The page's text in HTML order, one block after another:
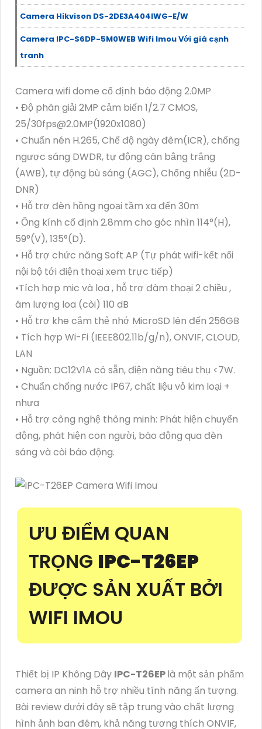
Camera Hikvison DS-2DE3A404IWG-E/W
Camera IPC-S6DP-5M0WEB Wifi Imou Với giá cạnh
tranh
Camera wifi dome cố định báo động 2.0MP
• Độ phân giải 2MP cảm biến 1/2.7 CMOS,
25/30fps@2.0MP(1920x1080)
• Chuẩn nén H.265, Chế độ ngày đêm(ICR), chống
ngược sáng DWDR, tự động cân bằng trắng
(AWB), tự động bù sáng (AGC), Chống nhiễu (2D-
DNR)
• Hỗ trợ đèn hồng ngoại tầm xa đến 30m
• Ống kính cố định 2.8mm cho góc nhìn 114°(H),
59°(V), 135°(D).
• Hỗ trợ chức năng Soft AP (Tự phát wifi-kết nối
nội bộ tới điện thoại xem trực tiếp)
•Tích hợp mic và loa , hỗ trợ đàm thoại 2 chiều ,
âm lượng loa (còi) 110 dB
• Hỗ trợ khe cắm thẻ nhớ MicroSD lên đến 256GB
• Tích hợp Wi-Fi (IEEE802.11b/g/n), ONVIF, CLOUD,
LAN
• Nguồn: DC12V1A có sẵn, điện năng tiêu thụ <7W.
• Chuẩn chống nước IP67, chất liệu vỏ kim loại +
nhựa
• Hỗ trợ công nghệ thông minh: Phát hiện chuyển
động, phát hiện con người, báo động qua đèn
sáng và còi báo động.
ƯU ĐIỂM QUAN
TRỌNG IPC-T26EP
ĐƯỢC SẢN XUẤT BỞI
WIFI IMOU
Thiết bị IP Không Dây IPC-T26EPlà một sản phẩm
camera an ninh hỗ trợ nhiều tính năng ấn tượng.
Bài review dưới đây sẽ tập trung vào chất lượng
hình ảnh ban đêm, khả năng tương thích ONVIF,